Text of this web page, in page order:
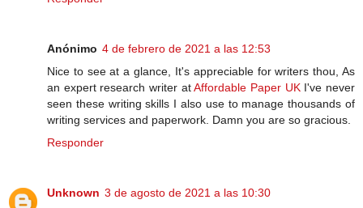
Anónimo 4 de febrero de 2021 a las 12:53
Nice to see at a glance, It's appreciable for writers thou, As
an expert research writer atAffordable Paper UKI've never
seen these writing skills I also use to manage thousands of
writing services and paperwork. Damn you are so gracious.
Responder
Unknown 3 de agosto de 2021 a las 10:30